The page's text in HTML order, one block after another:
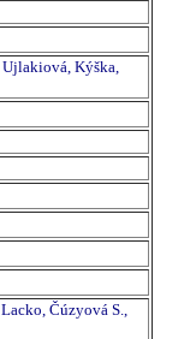
Kýška,
Čúzyová S.,